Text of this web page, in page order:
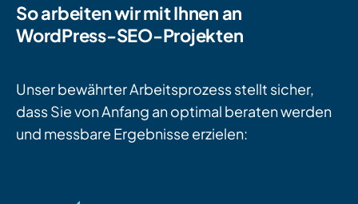
So arbeiten wir mit Ihnen an
WordPress-SEO-Projekten
Unser bewährter Arbeitsprozess stellt sicher,
dass Sie von Anfang an optimal beraten werden
und messbare Ergebnisse erzielen: